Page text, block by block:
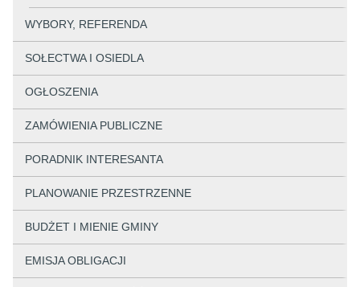
WYBORY, REFERENDA
SOŁECTWA I OSIEDLA
OGŁOSZENIA
ZAMÓWIENIA PUBLICZNE
PORADNIK INTERESANTA
PLANOWANIE PRZESTRZENNE
BUDŻET I MIENIE GMINY
EMISJA OBLIGACJI